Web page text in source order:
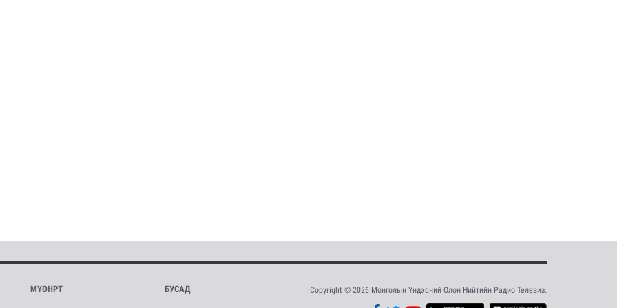
МҮОНРТ БУСАД Copyright © 2026 Монголын Үндэсний Олон Нийтийн Радио Телевиз.